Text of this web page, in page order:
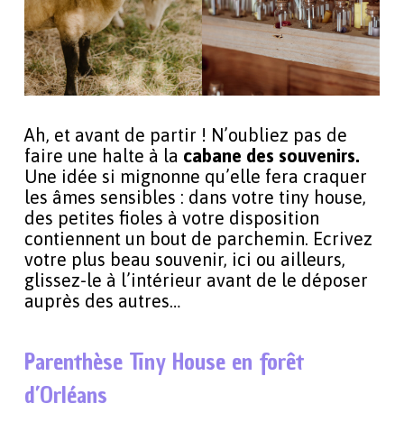
Ah, et avant de partir ! N’oubliez pas de
faire une halte à la cabane des souvenirs.
Une idée si mignonne qu’elle fera craquer
les âmes sensibles : dans votre tiny house,
des petites fioles à votre disposition
contiennent un bout de parchemin. Ecrivez
votre plus beau souvenir, ici ou ailleurs,
glissez-le à l’intérieur avant de le déposer
auprès des autres…
Parenthèse Tiny House en forêt
d’Orléans